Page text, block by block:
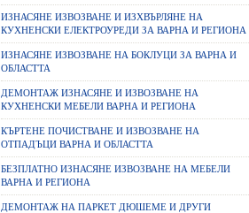
ИЗНАСЯНЕ ИЗВОЗВАНЕ И ИЗХВЪРЛЯНЕ НА
КУХНЕНСКИ ЕЛЕКТРОУРЕДИ ЗА ВАРНА И РЕГИОНА
ИЗНАСЯНЕ ИЗВОЗВАНЕ НА БОКЛУЦИ ЗА ВАРНА И
ОБЛАСТТА
ДЕМОНТАЖ ИЗНАСЯНЕ И ИЗВОЗВАНЕ НА
КУХНЕНСКИ МЕБЕЛИ ВАРНА И РЕГИОНА
КЪРТЕНЕ ПОЧИСТВАНЕ И ИЗВОЗВАНЕ НА
ОТПАДЪЦИ ВАРНА И ОБЛАСТТА
БЕЗПЛАТНО ИЗНАСЯНЕ ИЗВОЗВАНЕ НА МЕБЕЛИ
ВАРНА И РЕГИОНА
ДЕМОНТАЖ НА ПАРКЕТ ДЮШЕМЕ И ДРУГИ